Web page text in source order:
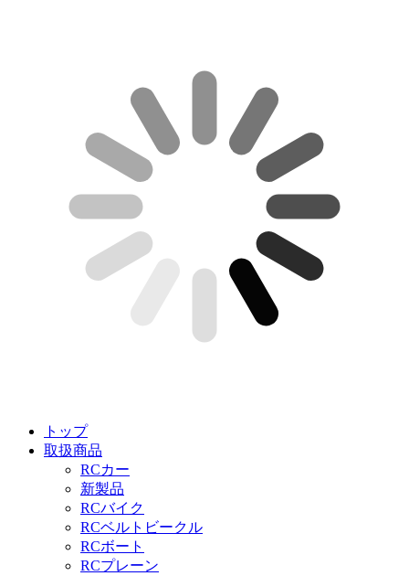
トップ
取扱商品
RCカー
新製品
RCバイク
RCベルトビークル
RCボート
RCプレーン